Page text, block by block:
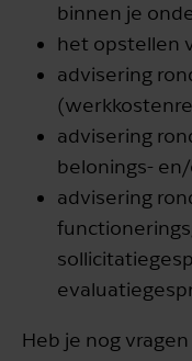
binnen je
het opstellen
advisering
advisering
belonings-
advisering
Heb je nog